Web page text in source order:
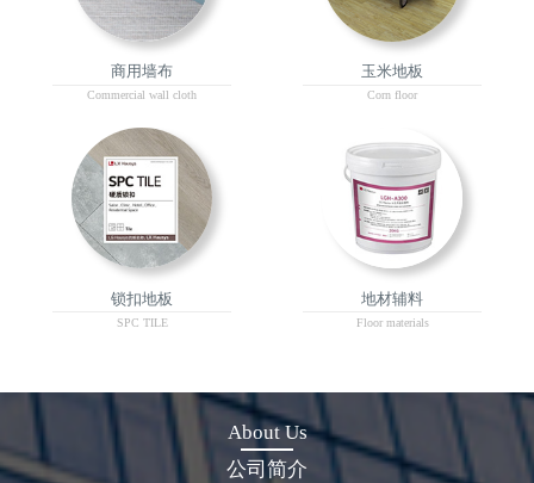
商用墙布
Commercial wall cloth
玉米地板
Corn floor
锁扣地板
SPC TILE
地材辅料
Floor materials
About Us
公司简介